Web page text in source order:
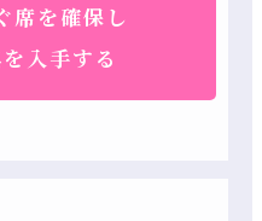
席を確保し
入手する